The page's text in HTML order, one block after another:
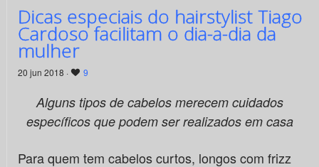
Dicas especiais do hairstylist Tiago
Cardoso facilitam o dia-a-dia da
mulher
20 jun 2018 · 9
Alguns tipos de cabelos merecem cuidados
específicos que podem ser realizados em casa
Para quem tem cabelos curtos, longos com frizz